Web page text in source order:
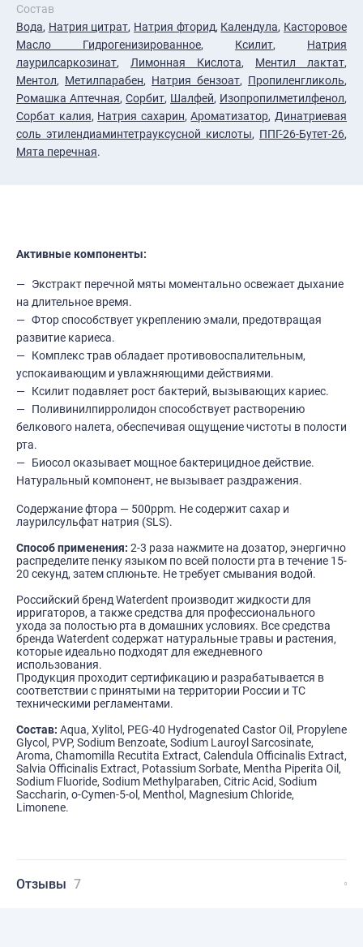
Состав
Вода, Натрия цитрат, Натрия фторид, Календула, Касторовое
Масло Гидрогенизированное, Ксилит, Натрия
лаурилсаркозинат, Лимонная Кислота, Ментил лактат,
Ментол, Метилпарабен, Натрия бензоат, Пропиленгликоль,
Ромашка Аптечная, Сорбит, Шалфей, Изопропилметилфенол,
Сорбат калия, Натрия сахарин,Ароматизатор, Динатриевая
соль этилендиаминтетрауксусной кислоты, ППГ-26-Бутет-26,
Мята перечная.
Активные компоненты:
Экстракт перечной мяты моментально освежает дыхание
на длительное время.
Фтор способствует укреплению эмали, предотвращая
развитие кариеса.
Комплекс трав обладает противовоспалительным,
успокаивающим и увлажняющими действиями.
Ксилит подавляет рост бактерий, вызывающих кариес.
Поливинилпирролидон способствует растворению
белкового налета, обеспечивая ощущение чистоты в полости
рта.
Биосол оказывает мощное бактерицидное действие.
Натуральный компонент, не вызывает раздражения.
Содержание фтора — 500ppm. Не содержит сахар и
лаурилсульфат натрия (SLS).
Способ применения: 2-3 раза нажмите на дозатор, энергично
распределите пенку языком по всей полости рта в течение 15-
20 секунд, затем сплюньте. Не требует смывания водой.
Российский бренд Waterdent производит жидкости для
ирригаторов, а также средства для профессионального
ухода за полостью рта в домашних условиях. Все средства
бренда Waterdent содержат натуральные травы и растения,
которые идеально подходят для ежедневного
использования.
Продукция проходит сертификацию и разрабатывается в
соответствии с принятыми на территории России и ТС
техническими регламентами.
Состав: Aqua, Xylitol, PEG-40 Hydrogenated Castor Oil, Propylene
Glycol, PVP, Sodium Benzoate, Sodium Lauroyl Sarcosinate,
Aroma, Chamomilla Recutita Extract, Calendula Officinalis Extract,
Salvia Officinalis Extract, Potassium Sorbate, Mentha Piperita Oil,
Sodium Fluoride, Sodium Methylparaben, Citric Acid, Sodium
Saccharin, o-Cymen-5-ol, Menthol, Magnesium Chloride,
Limonene.
Отзывы 7